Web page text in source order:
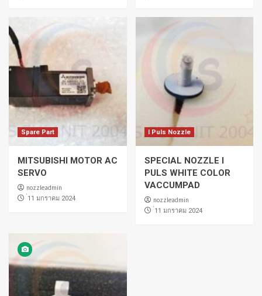
Spare Part
MITSUBISHI MOTOR AC
SERVO
nozzleadmin
่11 มกราคม 2024
I Puls Nozzle
SPECIAL NOZZLE I
PULS WHITE COLOR
VACCUMPAD
nozzleadmin
่11 มกราคม 2024